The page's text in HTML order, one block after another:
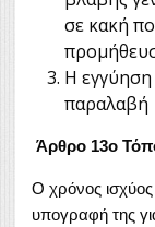
σε κακή
Η εγγύηση
παραλαβή
Άρθρο 13o
Ο χρόνος
υπογραφή της